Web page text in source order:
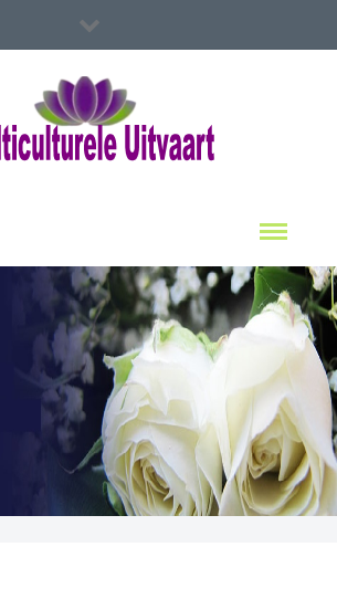
Spoed Hulp Nodig?
Multiculterele Uitvaart Locaties
Contact Ons